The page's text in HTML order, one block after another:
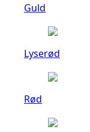
Guld
Lyserød
Rød